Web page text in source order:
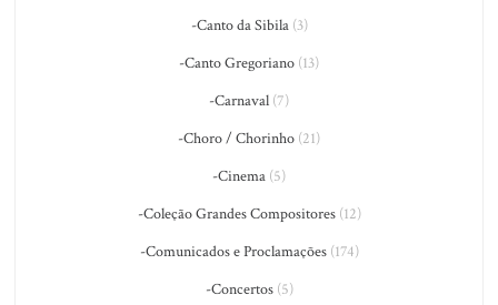
-Canto da Sibila(3)
-Canto Gregoriano (13)
-Carnaval (7)
-Choro / Chorinho (21)
-Cinema (5)
-Coleção Grandes Compositores(12)
-Comunicados e Proclamações(174)
-Concertos(5)